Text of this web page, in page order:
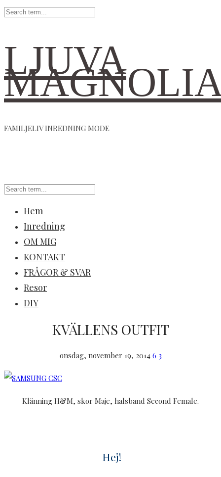
LJUVA
FAMILJELIV INREDNING MODE
Hem
Inredning
OM MIG
KONTAKT
FRÅGOR & SVAR
Resor
DIY
KVÄLLENS OUTFIT
onsdag, november 19, 2014 6 3
Klänning H&M, skor Maje, halsband Second Female.
Hej!